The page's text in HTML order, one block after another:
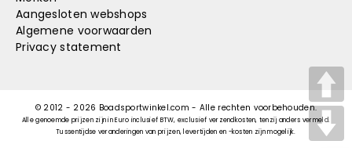
Aangesloten webshops
Algemene voorwaarden
Privacy statement
© 2012 - 2026 Boadsportwinkel.com - Alle rechten voorbehouden.
Alle genoemde prijzen zijn in Euro inclusief BTW, exclusief verzendkosten, tenzij anders vermeld.
Tussentijdse veranderingen van prijzen, levertijden en -kosten zijn mogelijk.